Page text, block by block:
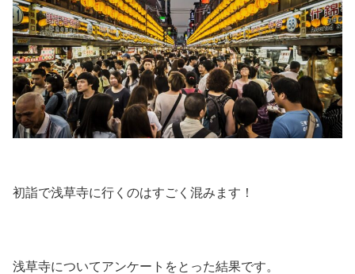
初詣で浅草寺に行くのはすごく混みます！
浅草寺についてアンケートをとった結果です。